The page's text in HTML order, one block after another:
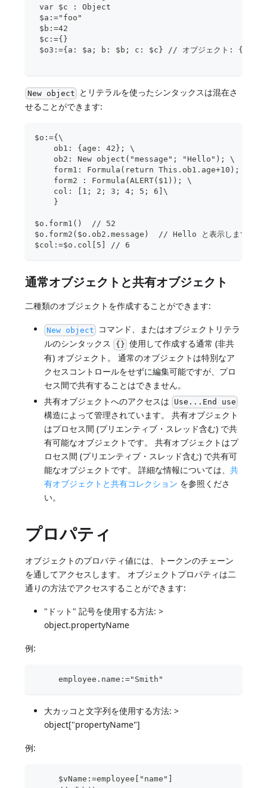
var $c : Object
$a:="foo"
$b:=42
$c:={}
$o3:={a: $a; b: $b; c: $c} // オブジェクト:
New object とリテラルを使ったシンタックスは混在さ
せることができます:
$o:={\
    ob1: {age: 42}; \
    ob2: New object("message"; "Hello"); \
    form1: Formula(return This.ob1.age+10); \
    form2 : Formula(ALERT($1)); \
    col: [1; 2; 3; 4; 5; 6]\
    }
$o.form1()  // 52
$o.form2($o.ob2.message)  // Hello と表示します
$col:=$o.col[5] // 6
通常オブジェクトと共有オブジェクト
二種類のオブジェクトを作成することができます:
New object コマンド、またはオブジェクトリテラ
ルのシンタックス {} 使用して作成する通常 (非共
有) オブジェクト。 通常のオブジェクトは特別なア
クセスコントロールをせずに編集可能ですが、プロ
セス間で共有することはできません。
共有オブジェクトへのアクセスは Use...End use
構造によって管理されています。 共有オブジェクト
はプロセス間 (プリエンティブ・スレッド含む) で共
有可能なオブジェクトです。 共有オブジェクトはプ
ロセス間 (プリエンティブ・スレッド含む) で共有可
能なオブジェクトです。 詳細な情報については、共
有オブジェクトと共有コレクション を参照くださ
い。
プロパティ
オブジェクトのプロパティ値には、トークンのチェーン
を通してアクセスします。 オブジェクトプロパティは二
通りの方法でアクセスすることができます:
"ドット" 記号を使用する方法: >
object.propertyName
例:
     employee.name:="Smith"
大カッコと文字列を使用する方法: >
object["propertyName"]
例:
     $vName:=employee["name"]